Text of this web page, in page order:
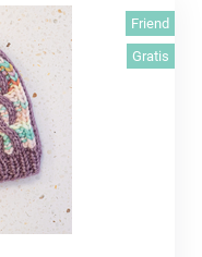
Friend
Gratis